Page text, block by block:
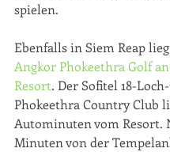
spielen.
Ebenfalls in Siem Reap
Angkor Phokeethra Golf
Resort. Der Sofitel 18-
Phokeethra Country Club
Autominuten vom Resort.
Minuten von der